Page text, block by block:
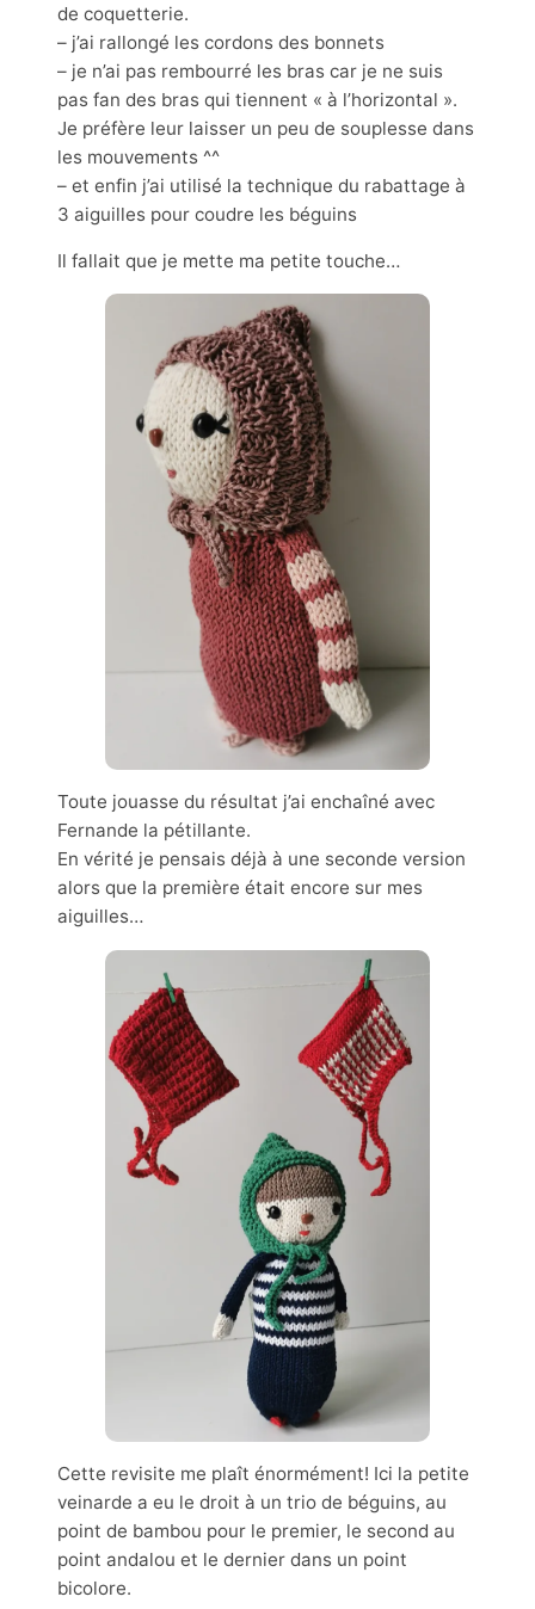
de coquetterie.
– j’ai rallongé les cordons des bonnets
– je n’ai pas rembourré les bras car je ne suis
pas fan des bras qui tiennent « à l’horizontal ».
Je préfère leur laisser un peu de souplesse dans
les mouvements ^^
– et enfin j’ai utilisé la technique du rabattage à
3 aiguilles pour coudre les béguins
Il fallait que je mette ma petite touche…
Toute jouasse du résultat j’ai enchaîné avec
Fernande la pétillante.
En vérité je pensais déjà à une seconde version
alors que la première était encore sur mes
aiguilles…
Cette revisite me plaît énormément! Ici la petite
veinarde a eu le droit à un trio de béguins, au
point de bambou pour le premier, le second au
point andalou et le dernier dans un point
bicolore.